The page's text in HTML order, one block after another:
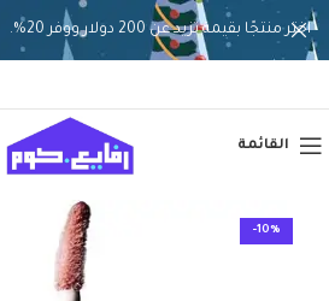
القائمة
-10%
اختر منتجًا بقيمة تزيد عن 200 دولار ووفر 20%.